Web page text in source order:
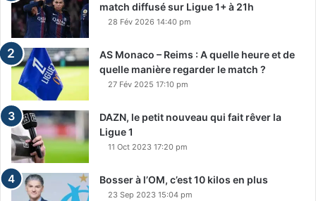
match diffusé sur Ligue 1+ à 21h
28 Fév 2026 14:40 pm
AS Monaco – Reims : A quelle heure et de
quelle manière regarder le match ?
27 Fév 2025 17:10 pm
DAZN, le petit nouveau qui fait rêver la
Ligue 1
11 Oct 2023 17:20 pm
Bosser à l’OM, c’est 10 kilos en plus
23 Sep 2023 15:04 pm